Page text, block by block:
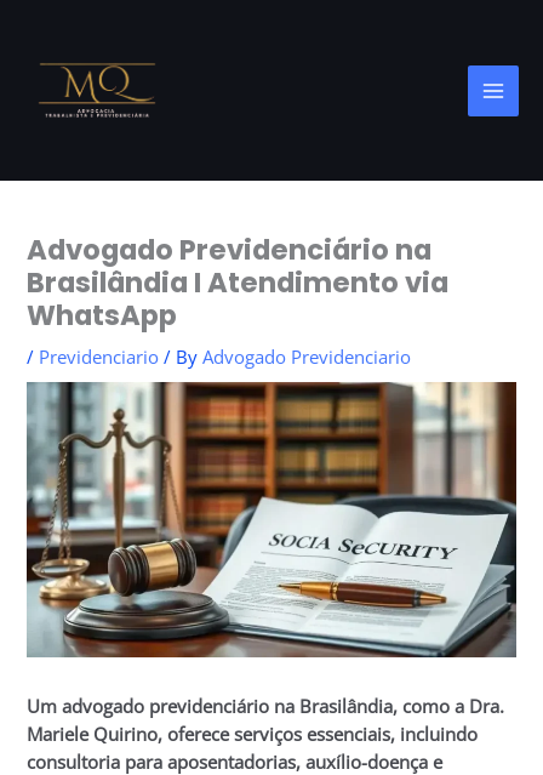
content
Advogado Previdenciário na
Brasilândia I Atendimento via
WhatsApp
/ Previdenciario / ByAdvogado Previdenciario
Um advogado previdenciário na Brasilândia, como a Dra.
Mariele Quirino, oferece serviços essenciais, incluindo
consultoria para aposentadorias, auxílio-doença e